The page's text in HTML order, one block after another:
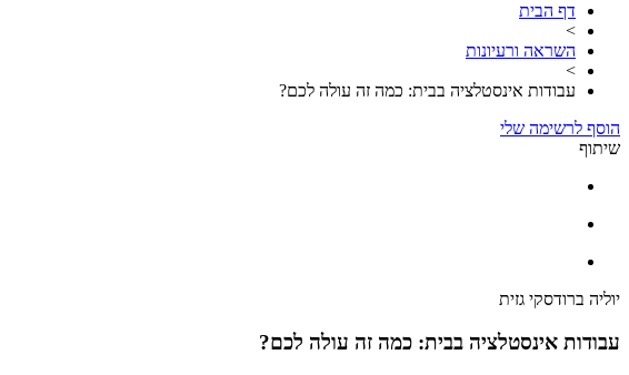
דף הבית
>
השראה ורעיונות
>
עבודות אינסטלציה בבית: כמה זה עולה לכם?
הוסף לרשימה שלי
שיתוף
יוליה ברודסקי גזית
עבודות אינסטלציה בבית: כמה זה עולה לכם?